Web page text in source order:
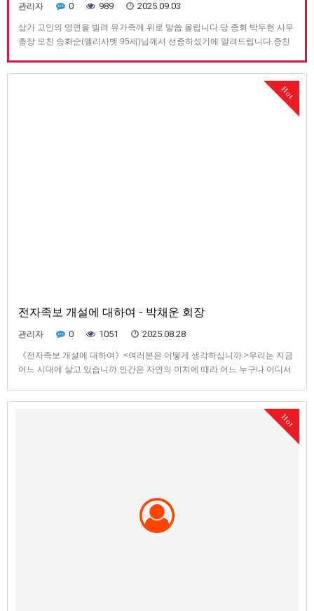
관리자 0 989 2025.09.03
삼가 고인의 영면을 빌려 유가족께 위로 말씀 올립니다.당 종회 박두현 사무
총장 모친 송화순(엘리사벳 95세)님께서 선종하셨기에 알려드립니다.종친
Hot
전자족보 개설에 대하여 - 박채운 회장
관리자 0 1051 2025.08.28
《전자족보 개설에 대하여》<여러분은 어떻게 생각하십니까.>우리는 지금
어느 시대에 살고 있습니까.인간은 자연의 이치에 때라 어느 누구나 어디서
처럼 일가 친지들이 고인의 마지막 가는길에 뒤를 따르며 애통해하며…
Hot